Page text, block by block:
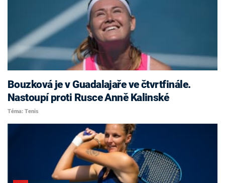
Bouzková je v Guadalajaře ve čtvrtfinále.
Nastoupí proti Rusce Anně Kalinské
Téma: Tenis